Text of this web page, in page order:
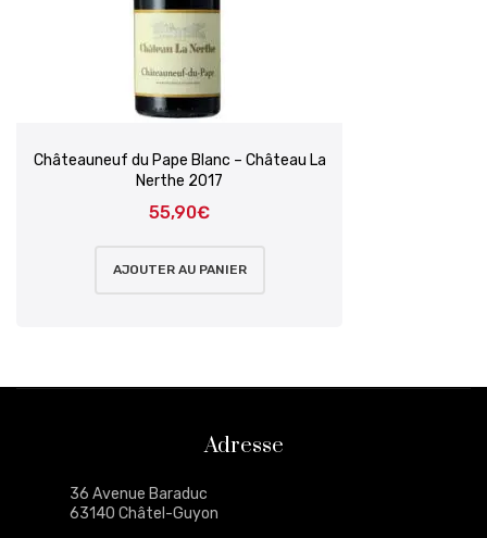
Châteauneuf du Pape Blanc – Château La
Nerthe 2017
55,90€
AJOUTER AU PANIER
Adresse
36 Avenue Baraduc
63140 Châtel-Guyon